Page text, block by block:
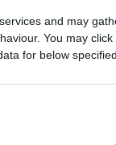
and may
You may
for below
forint)
tartotta be
jövedelmek